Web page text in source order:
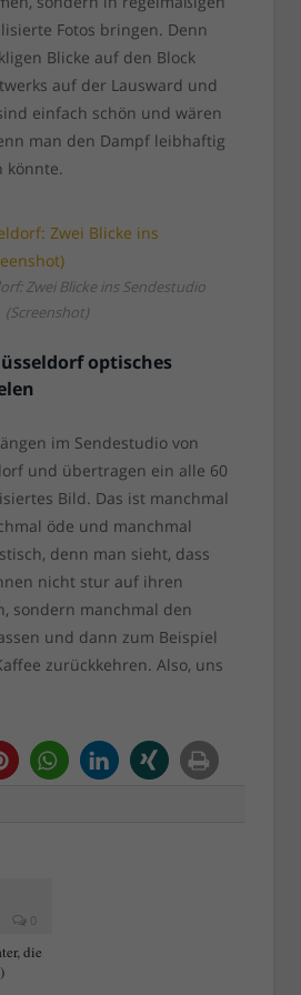
Fotos bringen. Denn
Blicke auf den Block
auf der Lausward und
einfach schön und wären
man den Dampf leibhaftig
könnte.
Zwei Blicke ins Sendestudio
(Screenshot)
optisches
im Sendestudio von
und übertragen ein alle 60
Bild. Das ist manchmal
öde und manchmal
denn man sieht, dass
nicht stur auf ihren
sondern manchmal den
und dann zum Beispiel
zurückkehren. Also, uns
0
die